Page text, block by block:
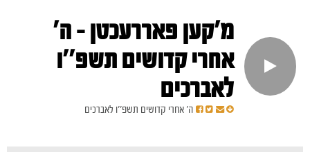
מ'קען פאררעכטן - ה'
אחרי קדושים תשפ''ו
לאברכים
ה' אחרי קדושים תשפ''ו לאברכים